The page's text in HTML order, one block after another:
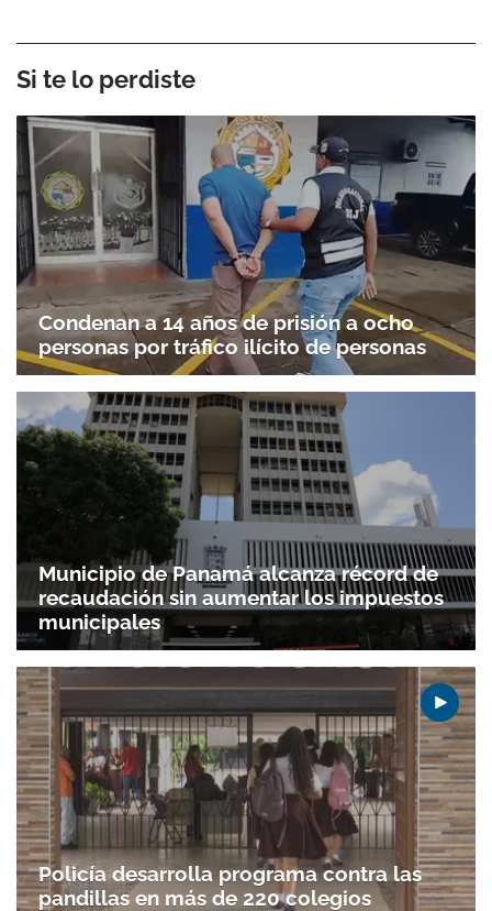
Si te lo perdiste
Condenan a 14 años de prisión a ocho
personas por tráfico ilícito de personas
Municipio de Panamá alcanza récord de
recaudación sin aumentar los impuestos
municipales
Policía desarrolla programa contra las
pandillas en más de 220 colegios